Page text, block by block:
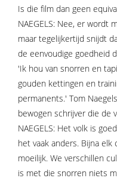
Is die film dan geen
NAEGELS: Nee, er wordt
maar tegelijkertijd snijdt
de eenvoudige goedheid
'Ik hou van snorren en
gouden kettingen en
permanents.' Tom
bewogen schrijver die de
NAEGELS: Het volk is
het vaak anders. Bijna
moeilijk. We verschillen
is met die snorren niets